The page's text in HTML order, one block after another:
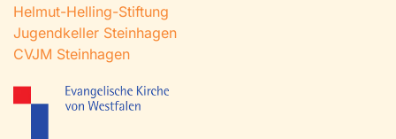
Helmut-Helling-Stiftung
Jugendkeller Steinhagen
CVJM Steinhagen